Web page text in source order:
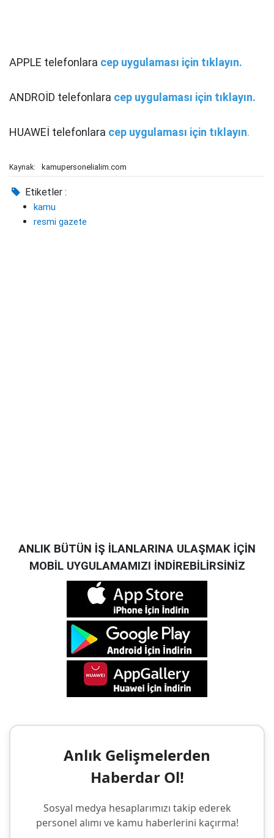
APPLE telefonlara cep uygulaması için tıklayın.
ANDROİD telefonlara cep uygulaması için tıklayın.
HUAWEİ telefonlara cep uygulaması için tıklayın.
Kaynak: kamupersonelialim.com
Etiketler :
kamu
resmi gazete
ANLIK BÜTÜN İŞ İLANLARINA ULAŞMAK İÇİN
MOBİL UYGULAMAMIZI İNDİREBİLİRSİNİZ
Anlık Gelişmelerden
Haberdar Ol!
Sosyal medya hesaplarımızı takip ederek
personel alımı ve kamu haberlerini kaçırma!